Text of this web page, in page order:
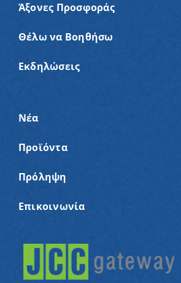
Άξονες Προσφοράς
Θέλω να Βοηθήσω
Εκδηλώσεις
Νέα
Προϊόντα
Πρόληψη
Επικοινωνία